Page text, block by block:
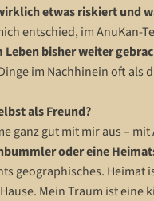
etwas riskiert und
entschied, im AnuKan-
Leben bisher weiter
im Nachhinein oft
als Freund?
ganz gut mit mir aus –
oder eine
geographisches.
Mein Traum ist eine